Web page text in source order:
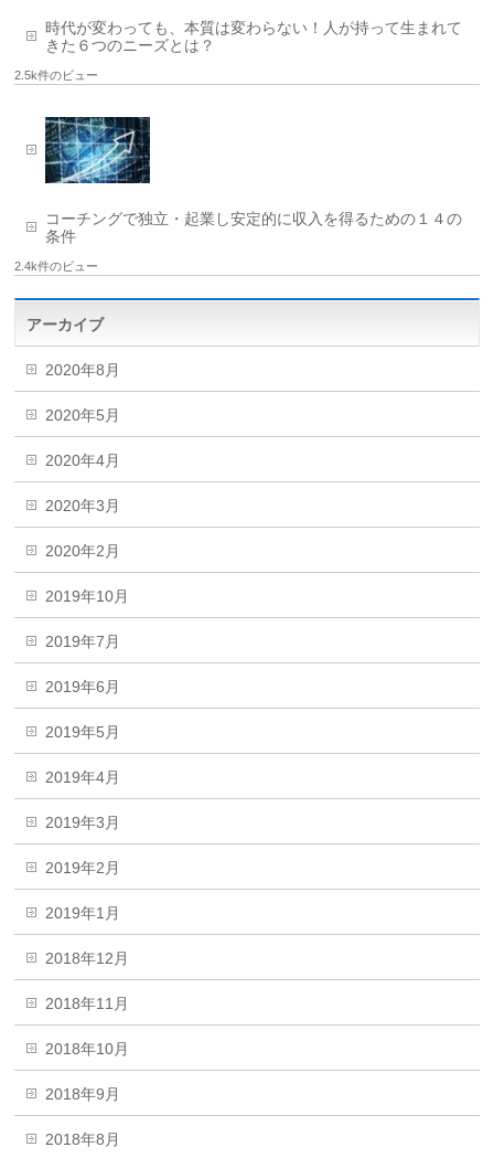
時代が変わっても、本質は変わらない！人が持って生まれて
きた６つのニーズとは？
2.5k件のビュー
コーチングで独立・起業し安定的に収入を得るための１４の
条件
2.4k件のビュー
アーカイブ
2020年8月
2020年5月
2020年4月
2020年3月
2020年2月
2019年10月
2019年7月
2019年6月
2019年5月
2019年4月
2019年3月
2019年2月
2019年1月
2018年12月
2018年11月
2018年10月
2018年9月
2018年8月